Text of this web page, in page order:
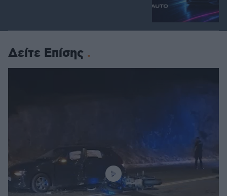
Δείτε Επίσης